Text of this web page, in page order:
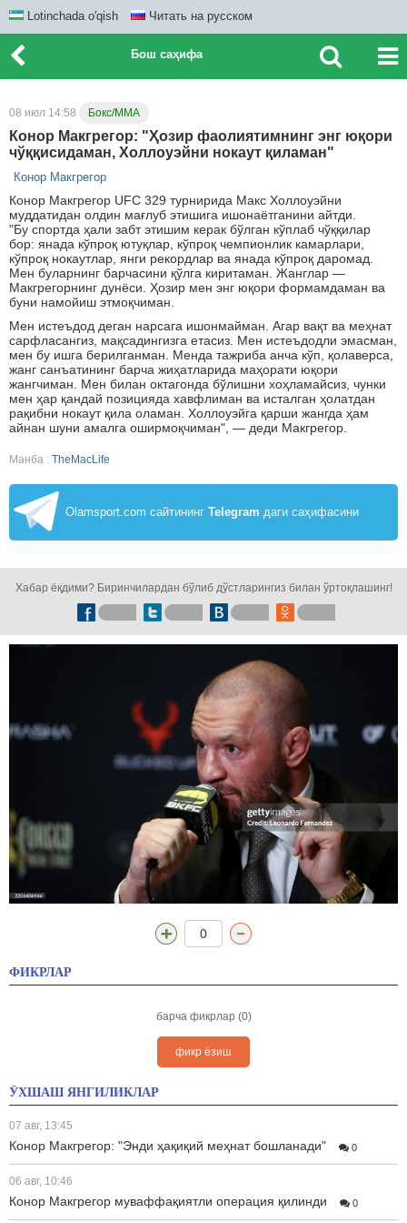
Lotinchada o'qish Читать на русском
Бош саҳифа
08 июл 14:58 Бокс/ММА
Конор Макгрегор: "Ҳозир фаолиятимнинг энг юқори
чўққисидаман, Холлоуэйни нокаут қиламан"
Конор Макгрегор
Конор Макгрегор UFC 329 турнирида Макс Холлоуэйни
муддатидан олдин мағлуб этишига ишонаётганини айтди.
"Бу спортда ҳали забт этишим керак бўлган кўплаб чўққилар
бор: янада кўпроқ ютуқлар, кўпроқ чемпионлик камарлари,
кўпроқ нокаутлар, янги рекордлар ва янада кўпроқ даромад.
Мен буларнинг барчасини қўлга киритаман. Жанглар —
Макгрегорнинг дунёси. Ҳозир мен энг юқори формамдаман ва
буни намойиш этмоқчиман.
Мен истеъдод деган нарсага ишонмайман. Агар вақт ва меҳнат
сарфласангиз, мақсадингизга етасиз. Мен истеъдодли эмасман,
мен бу ишга берилганман. Менда тажриба анча кўп, қолаверса,
жанг санъатининг барча жиҳатларида маҳорати юқори
жангчиман. Мен билан октагонда бўлишни хоҳламайсиз, чунки
мен ҳар қандай позицияда хавфлиман ва исталган ҳолатдан
рақибни нокаут қила оламан. Холлоуэйга қарши жангда ҳам
айнан шуни амалга оширмоқчиман", — деди Макгрегор.
Манба : TheMacLife
Olamsport.com сайтининг Telegram даги саҳифасини
Хабар ёқдими? Биринчилардан бўлиб дўстларингиз билан ўртоқлашинг!
0
ФИКРЛАР
барча фикрлар (0)
фикр ёзиш
ЎХШАШ ЯНГИЛИКЛАР
07 авг, 13:45
Конор Макгрегор: "Энди ҳақиқий меҳнат бошланади" 0
06 авг, 10:46
Конор Макгрегор муваффақиятли операция қилинди 0